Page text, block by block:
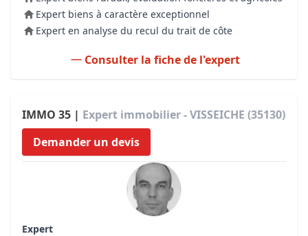
Expert biens à caractère exceptionnel
Expert en analyse du recul du trait de côte
Consulter la fiche de l'expert
IMMO 35 | Expert immobilier - VISSEICHE (35130)
Demander un devis
Expert